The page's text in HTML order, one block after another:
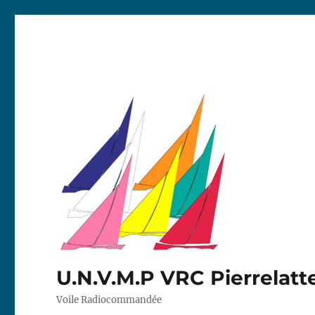
U.N.V.M.P VRC
Voile Radiocommandée